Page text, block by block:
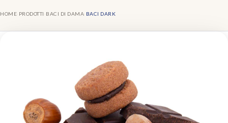
HOME PRODOTTI BACI DI DAMA BACI DARK